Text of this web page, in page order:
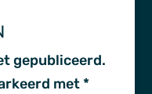
gepubliceerd.
met *